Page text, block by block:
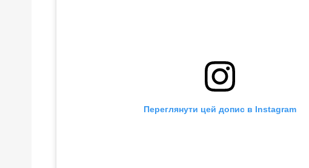
Переглянути цей допис в Instagram